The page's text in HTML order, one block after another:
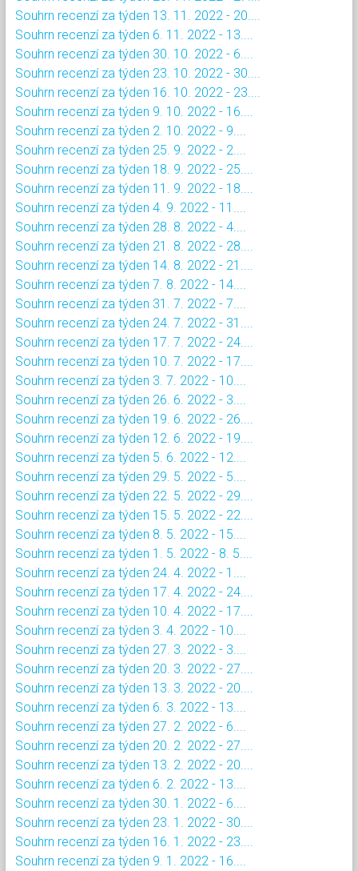
Souhrn recenzí za týden 13. 11. 2022 - 20....
Souhrn recenzí za týden 6. 11. 2022 - 13....
Souhrn recenzí za týden 30. 10. 2022 - 6....
Souhrn recenzí za týden 23. 10. 2022 - 30....
Souhrn recenzí za týden 16. 10. 2022 - 23....
Souhrn recenzí za týden 9. 10. 2022 - 16....
Souhrn recenzí za týden 2. 10. 2022 - 9....
Souhrn recenzí za týden 25. 9. 2022 - 2....
Souhrn recenzí za týden 18. 9. 2022 - 25....
Souhrn recenzí za týden 11. 9. 2022 - 18....
Souhrn recenzí za týden 4. 9. 2022 - 11....
Souhrn recenzí za týden 28. 8. 2022 - 4....
Souhrn recenzí za týden 21. 8. 2022 - 28....
Souhrn recenzí za týden 14. 8. 2022 - 21....
Souhrn recenzí za týden 7. 8. 2022 - 14....
Souhrn recenzí za týden 31. 7. 2022 - 7....
Souhrn recenzí za týden 24. 7. 2022 - 31....
Souhrn recenzí za týden 17. 7. 2022 - 24....
Souhrn recenzí za týden 10. 7. 2022 - 17....
Souhrn recenzí za týden 3. 7. 2022 - 10....
Souhrn recenzí za týden 26. 6. 2022 - 3....
Souhrn recenzí za týden 19. 6. 2022 - 26....
Souhrn recenzí za týden 12. 6. 2022 - 19....
Souhrn recenzí za týden 5. 6. 2022 - 12....
Souhrn recenzí za týden 29. 5. 2022 - 5....
Souhrn recenzí za týden 22. 5. 2022 - 29....
Souhrn recenzí za týden 15. 5. 2022 - 22....
Souhrn recenzí za týden 8. 5. 2022 - 15....
Souhrn recenzí za týden 1. 5. 2022 - 8. 5....
Souhrn recenzí za týden 24. 4. 2022 - 1....
Souhrn recenzí za týden 17. 4. 2022 - 24....
Souhrn recenzí za týden 10. 4. 2022 - 17....
Souhrn recenzí za týden 3. 4. 2022 - 10....
Souhrn recenzí za týden 27. 3. 2022 - 3....
Souhrn recenzí za týden 20. 3. 2022 - 27....
Souhrn recenzí za týden 13. 3. 2022 - 20....
Souhrn recenzí za týden 6. 3. 2022 - 13....
Souhrn recenzí za týden 27. 2. 2022 - 6....
Souhrn recenzí za týden 20. 2. 2022 - 27....
Souhrn recenzí za týden 13. 2. 2022 - 20....
Souhrn recenzí za týden 6. 2. 2022 - 13....
Souhrn recenzí za týden 30. 1. 2022 - 6....
Souhrn recenzí za týden 23. 1. 2022 - 30....
Souhrn recenzí za týden 16. 1. 2022 - 23....
Souhrn recenzí za týden 9. 1. 2022 - 16....